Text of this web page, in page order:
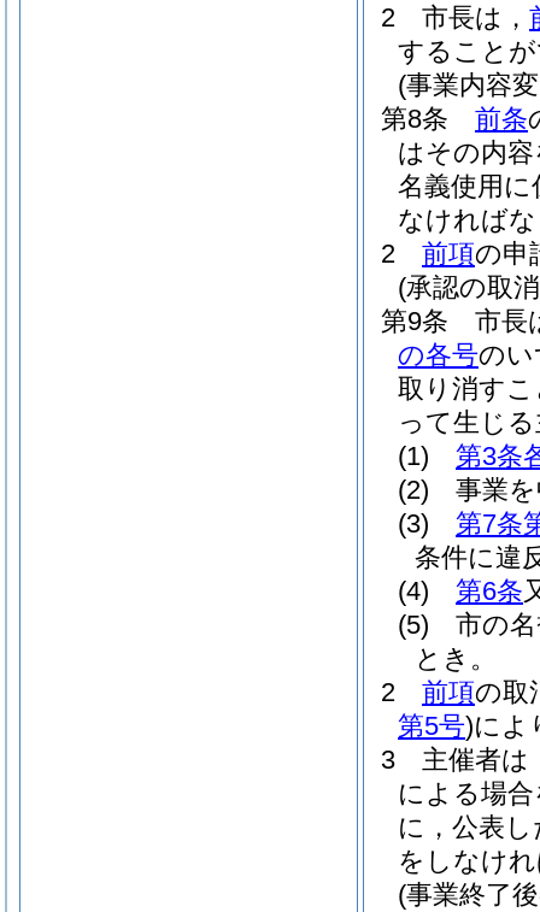
2
市長は，
すること
(事業内容
第8条
前条
はその内
名義使用に
なければ
2
前項の申
(承認の取
第9条
市長
の各号のい
取り消す
って生じ
(1)
第3条
(2)
事業
(3)
第7条
条件に違
(4)
第6条
(5)
市の
とき。
2
前項の取
第5号)によ
3
主催者は
による場
に，公表
をしなけ
(事業終了